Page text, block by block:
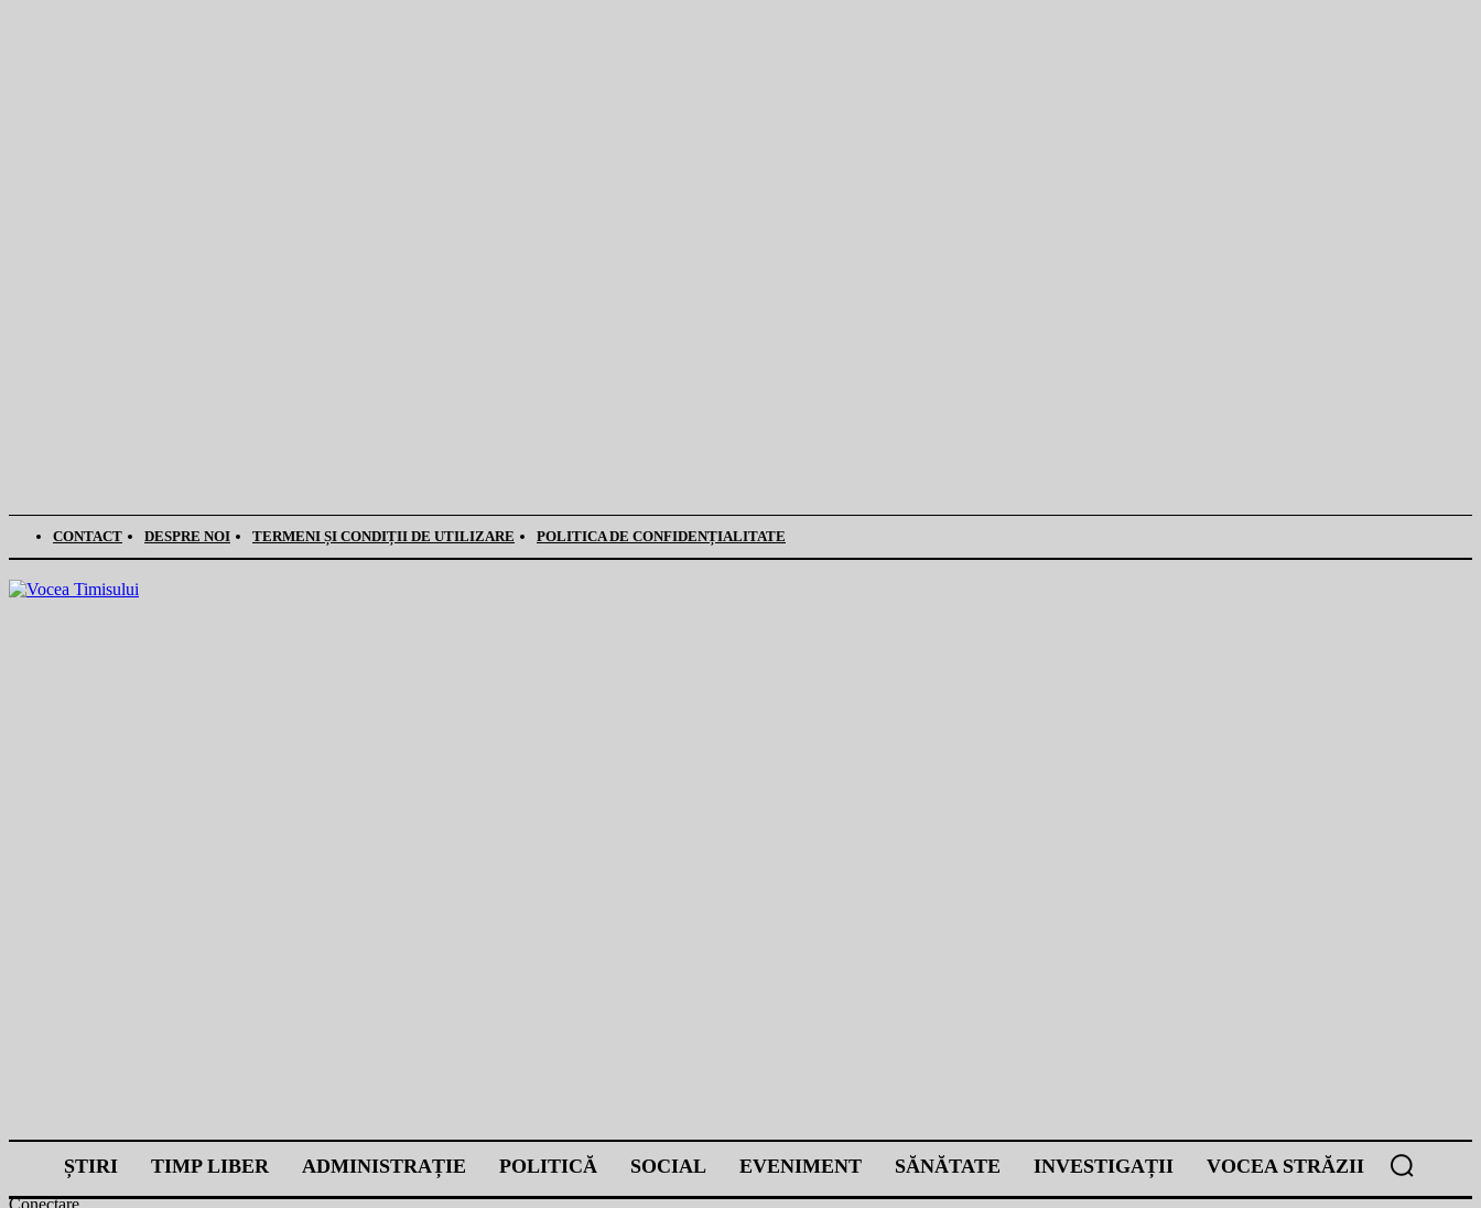
CONTACT DESPRE NOI TERMENI ȘI CONDIȚII DE UTILIZARE POLITICA DE CONFIDENȚIALITATE
ȘTIRI TIMP LIBER ADMINISTRAȚIE POLITICĂ SOCIAL EVENIMENT SĂNĂTATE INVESTIGAȚII VOCEA STRĂZII
Conectare